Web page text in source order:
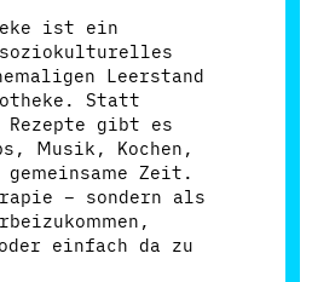
ist ein
Leerstand
Statt
Rezepte gibt es
Musik, Kochen,
gemeinsame Zeit.
– sondern als
einfach da zu